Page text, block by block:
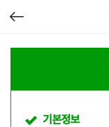
기본정보